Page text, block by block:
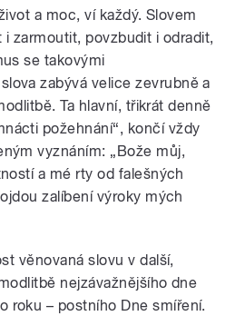
a moc, ví každý. Slovem
zarmoutit, povzbudit i odradit,
se takovými
zabývá velice zevrubně a
Ta hlavní, třikrát denně
požehnání“, končí vždy
vyznáním: „Bože můj,
a mé rty od falešných
zalíbení výroky mých
věnovaná slovu v další,
nejzávažnějšího dne
roku – postního Dne smíření.